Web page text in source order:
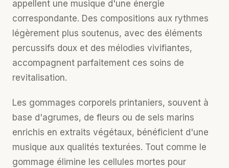
appellent une musique d'une énergie
correspondante. Des compositions aux rythmes
légèrement plus soutenus, avec des éléments
percussifs doux et des mélodies vivifiantes,
accompagnent parfaitement ces soins de
revitalisation.
Les gommages corporels printaniers, souvent à
base d'agrumes, de fleurs ou de sels marins
enrichis en extraits végétaux, bénéficient d'une
musique aux qualités texturées. Tout comme le
gommage élimine les cellules mortes pour